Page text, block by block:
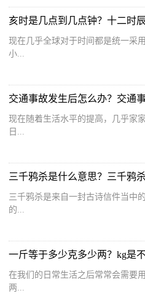
亥时是几点到几点钟？十二时
现在几乎全球对于时间都是统一采
小...
交通事故发生后怎么办？交通
现在随着生活水平的提高，几乎家
日...
三千鸦杀是什么意思？三千鸦
三千鸦杀是来自一封古诗信件当中
的...
一斤等于多少克多少两？kg是
在我们的日常生活之后常常会需要
两...